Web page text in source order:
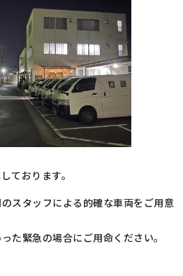
しております。
スタッフによる的確な車両をご用意
た緊急の場合にご用命ください。